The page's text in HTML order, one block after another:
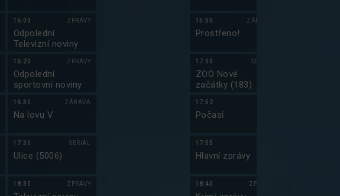
16:00 ZPRÁVY
Odpolední
Televizní noviny
16:20 ZPRÁVY
Odpolední
sportovní noviny
16:30 ZÁBAVA
Na lovu V
17:30 SERIÁL
Ulice (5006)
18:30 ZPRÁVY
15:55 ZÁBAVA
Prostřeno!
17:00 SERIÁL
ZOO Nové
začátky (183)
17:52
Počasí
17:55
Hlavní zprávy
18:40 ZPRÁVY